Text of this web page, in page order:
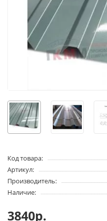
Код товара:
Артикул:
Производитель:
Наличие:
3840р.